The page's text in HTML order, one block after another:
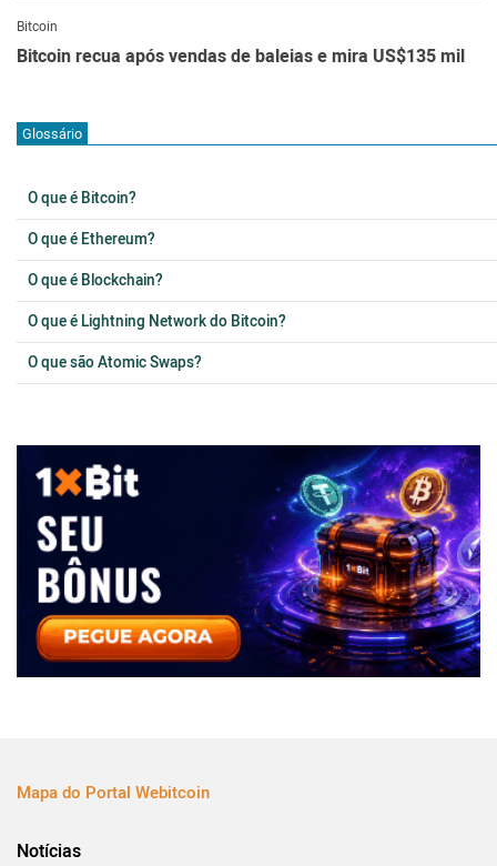
Bitcoin
Bitcoin recua após vendas de baleias e mira US$135 mil
Glossário
O que é Bitcoin?
O que é Ethereum?
O que é Blockchain?
O que é Lightning Network do Bitcoin?
O que são Atomic Swaps?
Mapa do Portal Webitcoin
Notícias